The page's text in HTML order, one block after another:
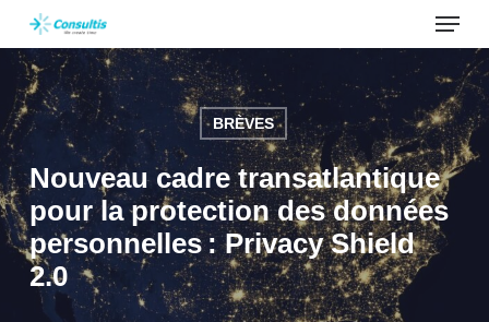
Skip
to
main
content
Menu
BRÈVES
Nouveau cadre transatlantique
pour la protection des données
personnelles : Privacy Shield
2.0